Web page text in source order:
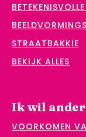
STRAATBAKKIE
BEKIJK ALLES
Ik wil
VOORKOMEN